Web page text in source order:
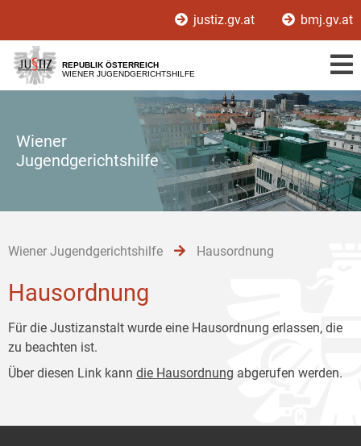
[1]
[2]
[3]
justiz.gv.at bmj.gv.at
REPUBLIK ÖSTERREICH
WIENER JUGENDGERICHTSHILFE
Wiener
Jugendgerichtshilfe
Wiener Jugendgerichtshilfe Hausordnung
Hausordnung
Für die Justizanstalt wurde eine Hausordnung erlassen, die
zu beachten ist.
Über diesen Link kann die Hausordnung abgerufen werden.